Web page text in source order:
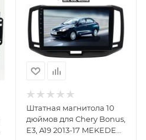
Штатная магнитола 10
дюймов для Сhery Bonus,
E3, A19 2013-17 MEKEDE